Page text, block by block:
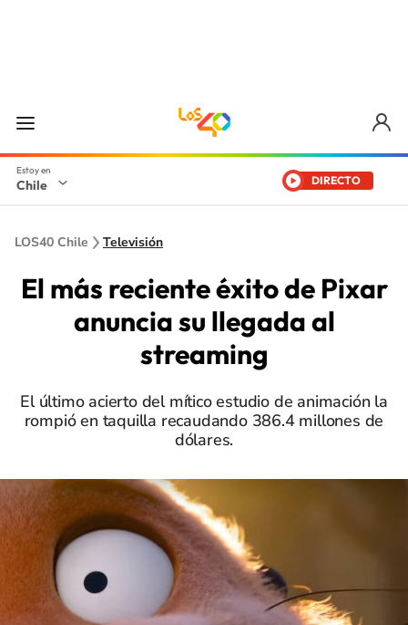
Chile DIRECTO
LOS40 Chile Televisión
El más reciente éxito de Pixar
anuncia su llegada al
streaming
El último acierto del mítico estudio de animación la
rompió en taquilla recaudando 386.4 millones de
dólares.